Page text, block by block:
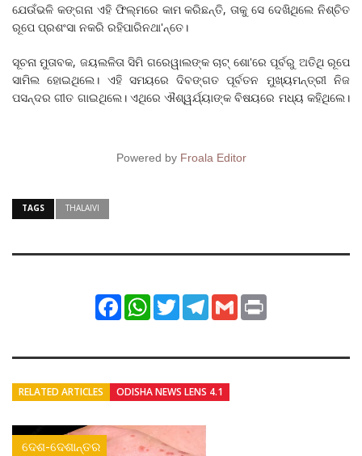
ଯେଉଁଭଳି କଙ୍ଗନା ଏହି ଫିଲ୍ମରେ କାମ କରିଛନ୍ତି, ତାକୁ ସେ ଦେଖିଥିଲେ ନିଶ୍ଚିତ
ରୂପେ ପ୍ରଶଂସା ନକରି ରହିପାରିନଥା'ନ୍ତେ।
ସୂଚନା ମୁତାବକ, ଜୟଲଳିତା ସିମି ଗରେୱାଲଙ୍କ ଚାଟ୍‌ ଶୋ'ରେ ପୂର୍ବରୁ ଅତିଥି ରୂପେ
ସାମିଲ ହୋଇଥିଲେ। ଏହି ସମୟରେ ଦିବଙ୍ଗତ ପୂର୍ବତନ ମୁଖ୍ୟମନ୍ତ୍ରୀ ନିଜ
ପସନ୍ଦର ଗୀତ ଗାଇଥିଲେ। ଏଥିରେ ଐଶ୍ୱର୍ଯ୍ୟାଙ୍କ ବିଷୟରେ ମଧ୍ୟ କହିଥିଲେ।
Powered by Froala Editor
TAGS THALAIVI
FacebookWhatsApp
TwitterTelegram
Gmail
RELATED ARTICLES ODISHA NEWS LENS 4.1
ଦେଶ-ଦେଶାନ୍ତର